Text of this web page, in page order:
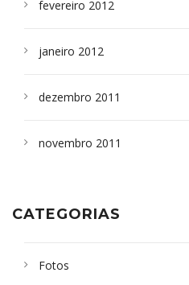
fevereiro 2012
janeiro 2012
dezembro 2011
novembro 2011
CATEGORIAS
Fotos